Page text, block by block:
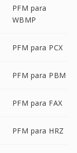
PFM para
WBMP
PFM para PCX
PFM para PBM
PFM para FAX
PFM para HRZ